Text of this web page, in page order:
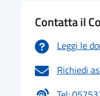
Contatta il
Leggi le
Richiedi